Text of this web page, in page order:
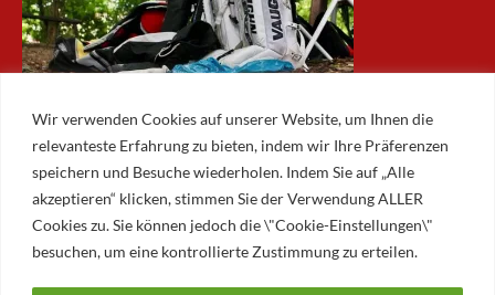
Wir verwenden Cookies auf unserer Website, um Ihnen die
relevanteste Erfahrung zu bieten, indem wir Ihre Präferenzen
speichern und Besuche wiederholen. Indem Sie auf „Alle
akzeptieren“ klicken, stimmen Sie der Verwendung ALLER
Cookies zu. Sie können jedoch die \"Cookie-Einstellungen\"
besuchen, um eine kontrollierte Zustimmung zu erteilen.
ARCHIV
Archiv